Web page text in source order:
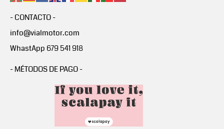
- CONTACTO -
info@vialmotor.com
WhastApp 679 541 918
- MÉTODOS DE PAGO -